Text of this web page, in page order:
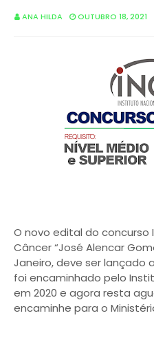
ANA HILDA OUTUBRO 18, 2021
O novo edital do concurso
Câncer “José Alencar
Janeiro, deve ser lançado
foi encaminhado pelo
em 2020 e agora resta
encaminhe para o